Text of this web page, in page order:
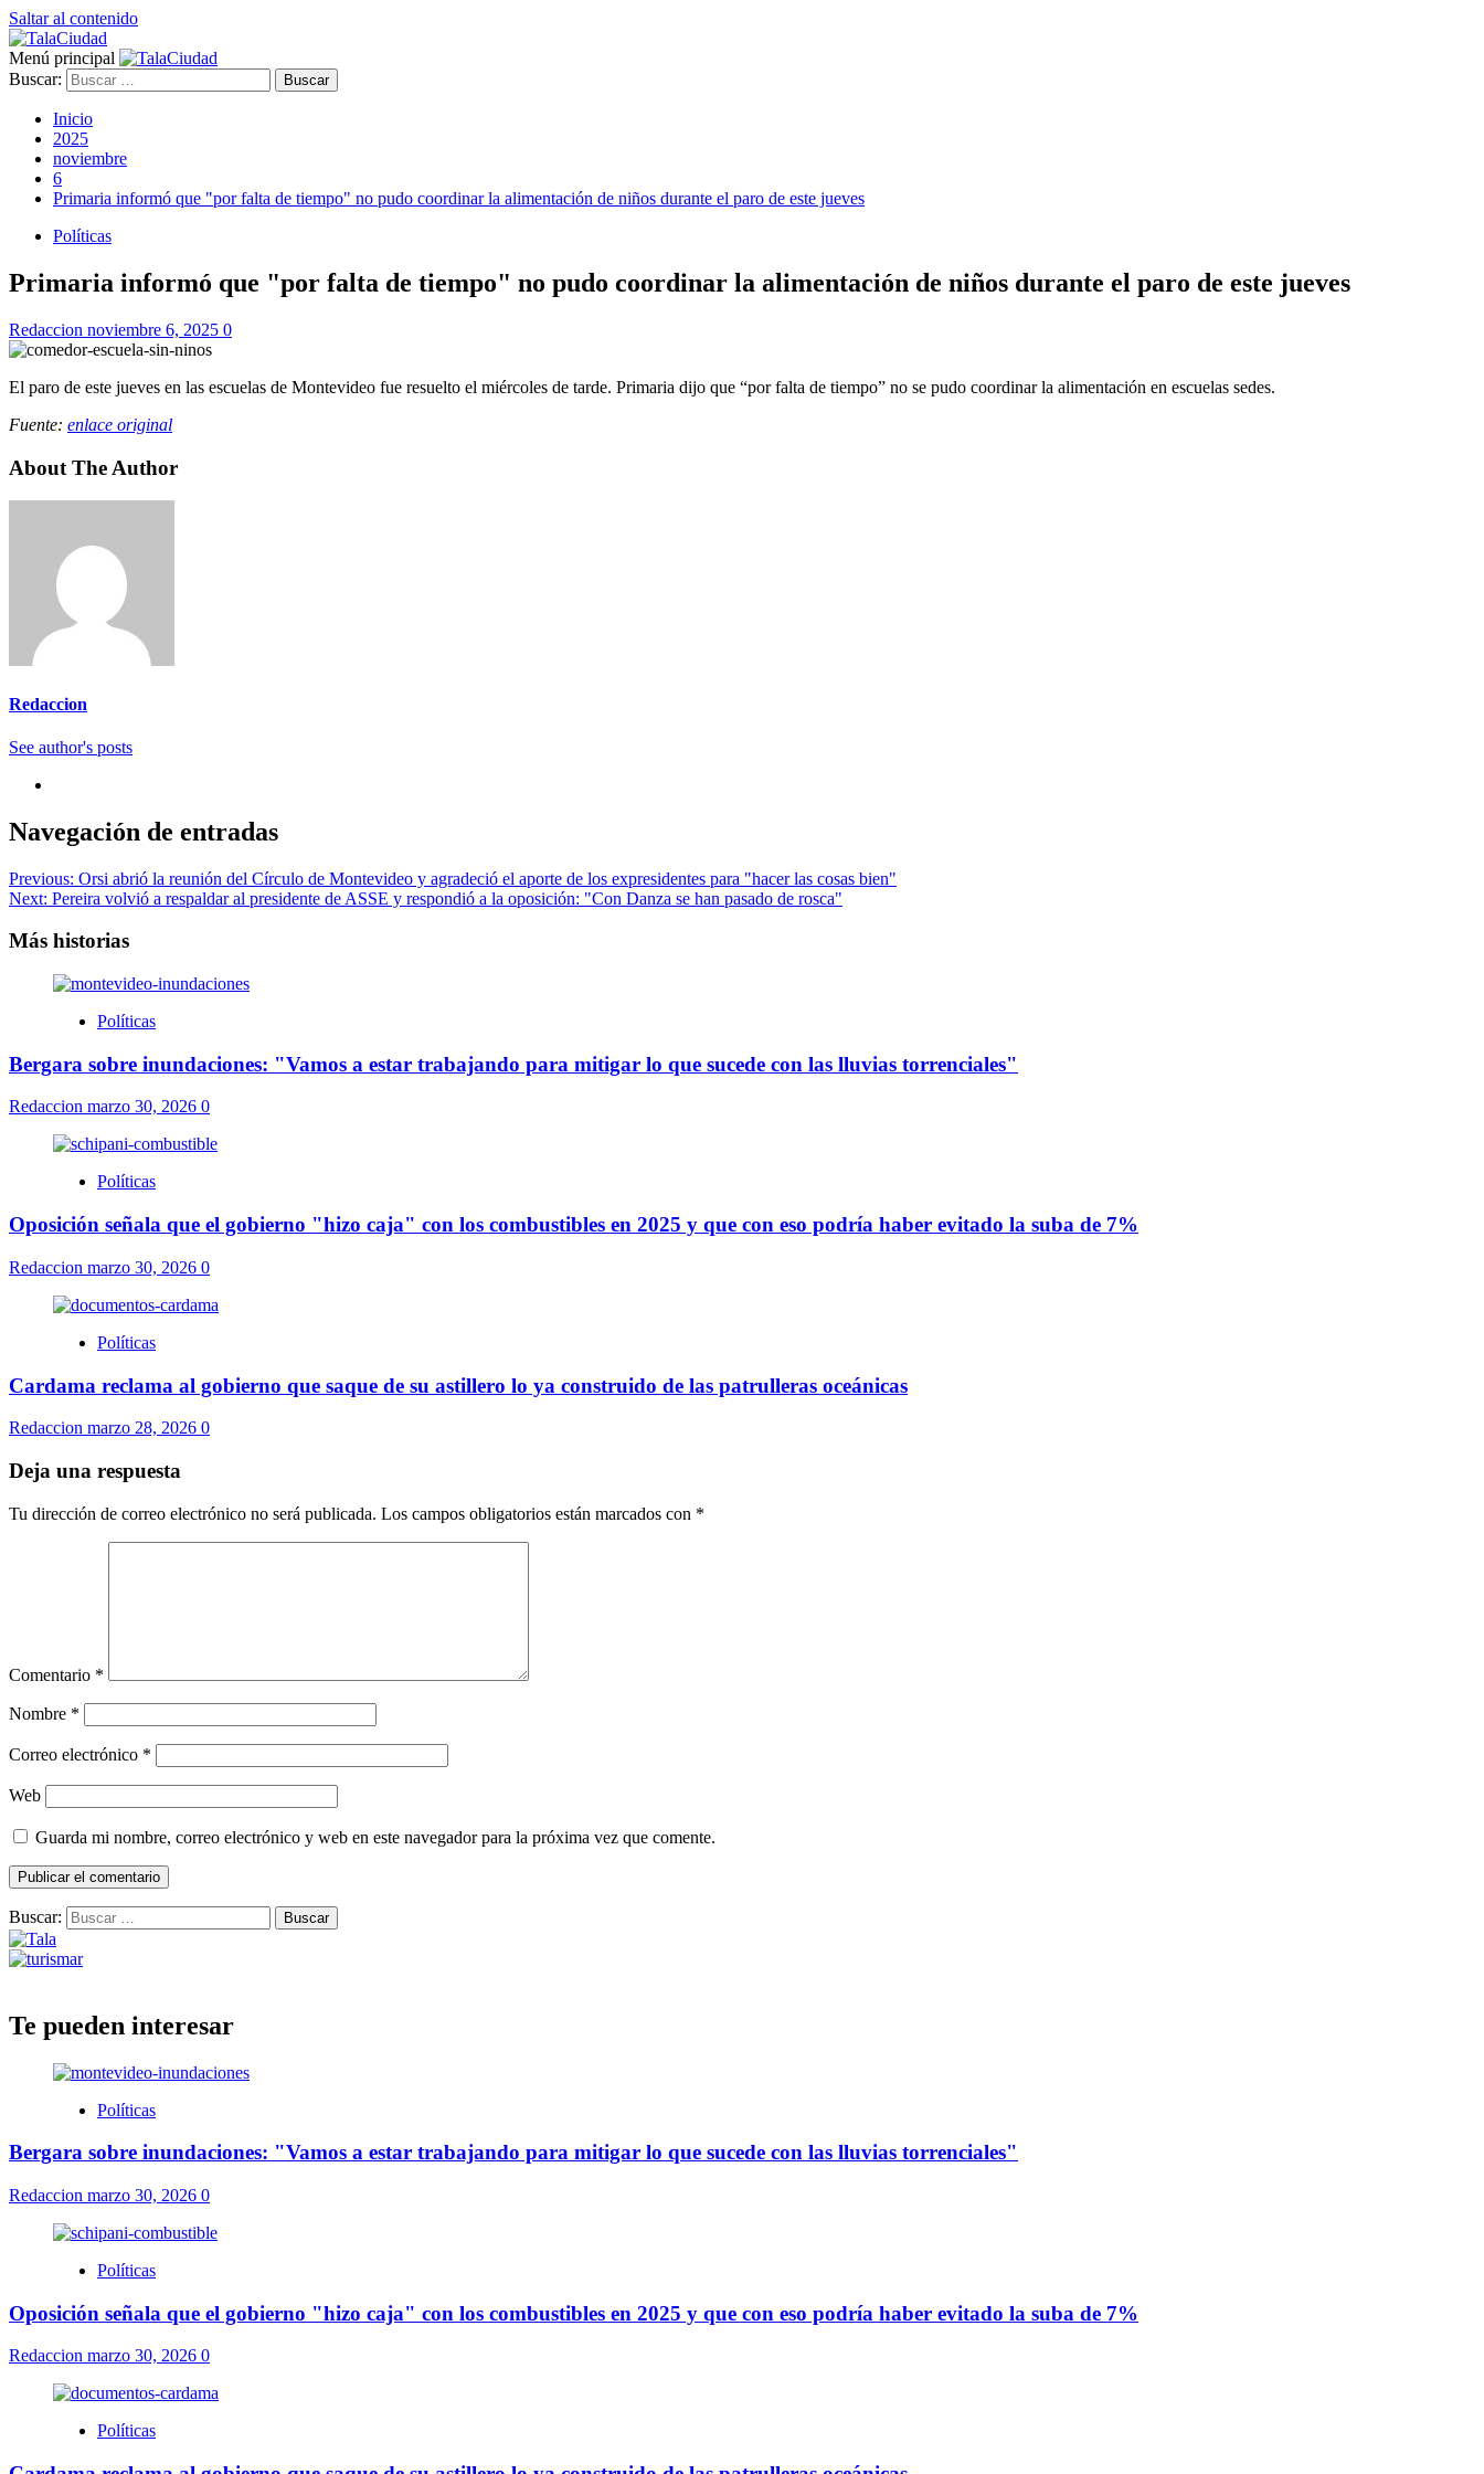
Saltar al contenido
Menú principal
Buscar:
Inicio
2025
noviembre
6
Primaria informó que "por falta de tiempo" no pudo coordinar la alimentación de niños durante el paro de este jueves
Políticas
Primaria informó que "por falta de tiempo" no pudo coordinar la alimentación de niños durante el paro de este jueves
Redaccion noviembre 6, 2025 0
El paro de este jueves en las escuelas de Montevideo fue resuelto el miércoles de tarde. Primaria dijo que “por falta de tiempo” no se pudo coordinar la alimentación en escuelas sedes.
Fuente: enlace original
About The Author
Redaccion
See author's posts
Navegación de entradas
Previous: Orsi abrió la reunión del Círculo de Montevideo y agradeció el aporte de los expresidentes para "hacer las cosas bien"
Next: Pereira volvió a respaldar al presidente de ASSE y respondió a la oposición: "Con Danza se han pasado de rosca"
Más historias
Políticas
Bergara sobre inundaciones: "Vamos a estar trabajando para mitigar lo que sucede con las lluvias torrenciales"
Redaccion marzo 30, 2026 0
Políticas
Oposición señala que el gobierno "hizo caja" con los combustibles en 2025 y que con eso podría haber evitado la suba de 7%
Redaccion marzo 30, 2026 0
Políticas
Cardama reclama al gobierno que saque de su astillero lo ya construido de las patrulleras oceánicas
Redaccion marzo 28, 2026 0
Deja una respuesta
Tu dirección de correo electrónico no será publicada. Los campos obligatorios están marcados con *
Comentario *
Nombre *
Correo electrónico *
Web
Guarda mi nombre, correo electrónico y web en este navegador para la próxima vez que comente.
Buscar:
Te pueden interesar
Políticas
Bergara sobre inundaciones: "Vamos a estar trabajando para mitigar lo que sucede con las lluvias torrenciales"
Redaccion marzo 30, 2026 0
Políticas
Oposición señala que el gobierno "hizo caja" con los combustibles en 2025 y que con eso podría haber evitado la suba de 7%
Redaccion marzo 30, 2026 0
Políticas